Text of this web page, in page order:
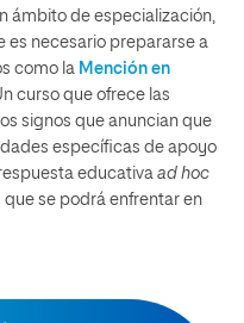
ámbito de especialización,
es necesario prepararse a
como la Mención en
curso que ofrece las
signos que anuncian que
específicas de apoyo
educativa ad hoc
que se podrá enfrentar en